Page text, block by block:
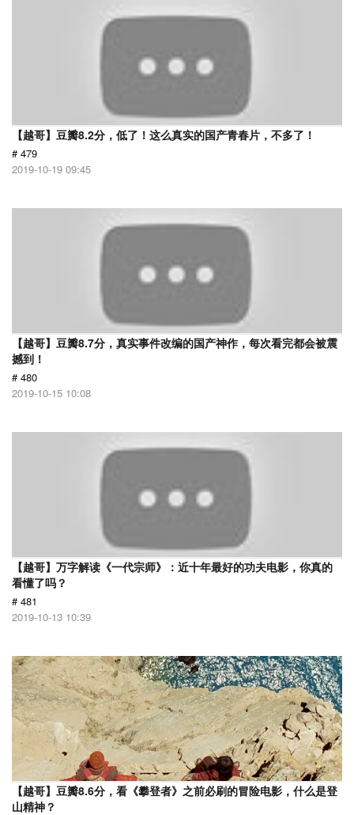
【越哥】豆瓣8.2分，低了！这么真实的国产青春片，不多了！
# 479
2019-10-19 09:45
【越哥】豆瓣8.7分，真实事件改编的国产神作，每次看完都会被震
撼到！
# 480
2019-10-15 10:08
【越哥】万字解读《一代宗师》：近十年最好的功夫电影，你真的
看懂了吗？
# 481
2019-10-13 10:39
【越哥】豆瓣8.6分，看《攀登者》之前必刷的冒险电影，什么是登
山精神？